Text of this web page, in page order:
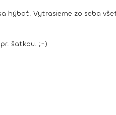
Vytrasieme zo seba
šatkou. ;-)